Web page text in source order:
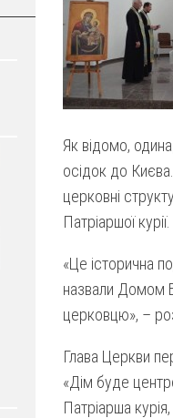
Як відомо,
осідок до
церковні
Патріаршої курії.
«Це історична
назвали Домом
церковцю», –
Глава Церкви
«Дім буде
Патріарша